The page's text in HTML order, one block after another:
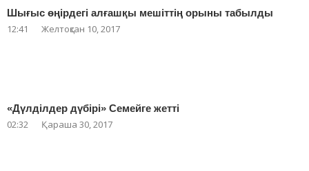
Шығыс өңірдегі алғашқы мешіттің орыны табылды
12:41 Желтоқсан 10, 2017
«Дүлділдер дүбірі» Семейге жетті
02:32 Қараша 30, 2017